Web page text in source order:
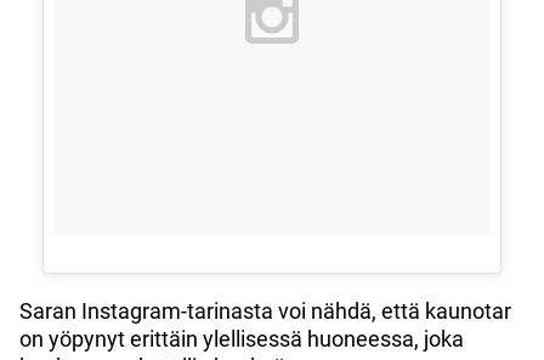
Saran Instagram-tarinasta voi nähdä, että kaunotar
on yöpynyt erittäin ylellisessä huoneessa, joka